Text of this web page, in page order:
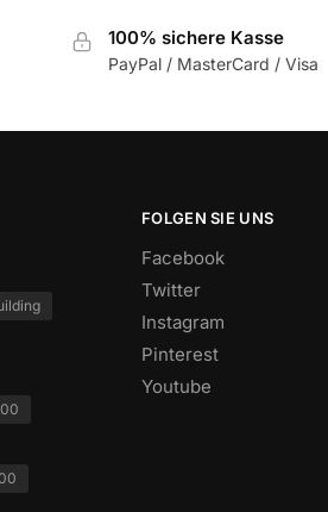
100% sichere Kasse
PayPal / MasterCard / Visa
FOLGEN SIE UNS
Facebook
Twitter
Instagram
Pinterest
Youtube